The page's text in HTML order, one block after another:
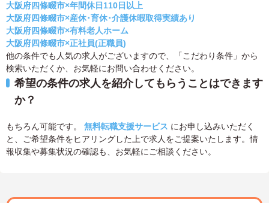
大阪府四條畷市×年間休日110日以上
大阪府四條畷市×産休･育休･介護休暇取得実績あり
大阪府四條畷市×有料老人ホーム
大阪府四條畷市×正社員(正職員)
他の条件でも人気の求人がございますので、「こだわり条件」から
検索いただくか、お気軽にお問い合わせください。
希望の条件の求人を紹介してもらうことはできます
か？
もちろん可能です。 無料転職支援サービス にお申し込みいただく
と、ご希望条件をヒアリングした上で求人をご提案いたします。情
報収集や募集状況の確認も、お気軽にご相談ください。